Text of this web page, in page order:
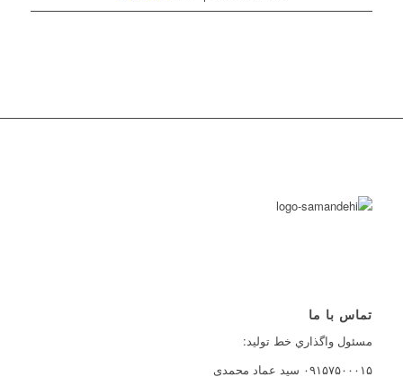
تماس با ما
مسئول واگذاري خط توليد:
۰۹۱۵۷۵۰۰۰۱۵ سید عماد محمدی